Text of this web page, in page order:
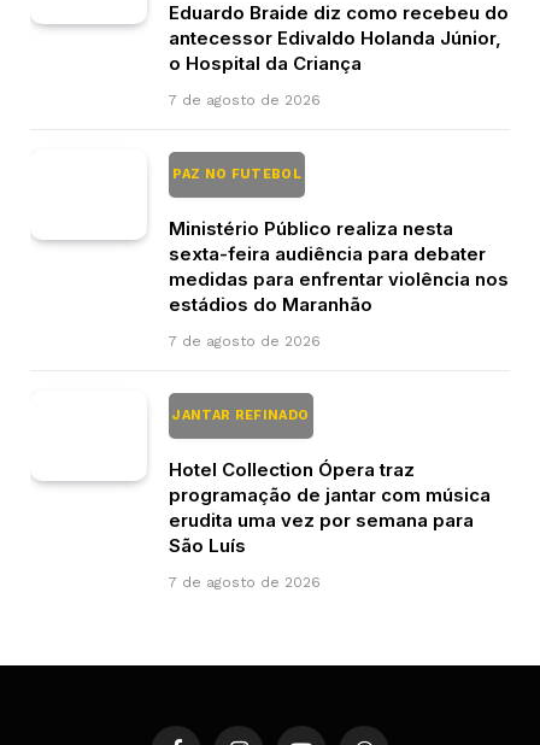
Eduardo Braide diz como recebeu do
antecessor Edivaldo Holanda Júnior,
o Hospital da Criança
7 de agosto de 2026
PAZ NO FUTEBOL
Ministério Público realiza nesta
sexta-feira audiência para debater
medidas para enfrentar violência nos
estádios do Maranhão
7 de agosto de 2026
JANTAR REFINADO
Hotel Collection Ópera traz
programação de jantar com música
erudita uma vez por semana para
São Luís
7 de agosto de 2026